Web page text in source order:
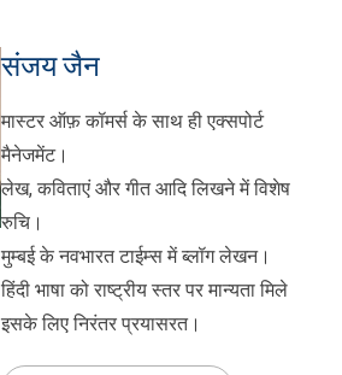
संजय जैन
मास्टर ऑफ़ कॉमर्स के साथ ही एक्सपोर्ट
मैनेजमेंट।
लेख, कविताएं और गीत आदि लिखने में विशेष
रुचि।
मुम्बई के नवभारत टाईम्स में ब्लॉग लेखन।
हिंदी भाषा को राष्ट्रीय स्तर पर मान्यता मिले
इसके लिए निरंतर प्रयासरत।